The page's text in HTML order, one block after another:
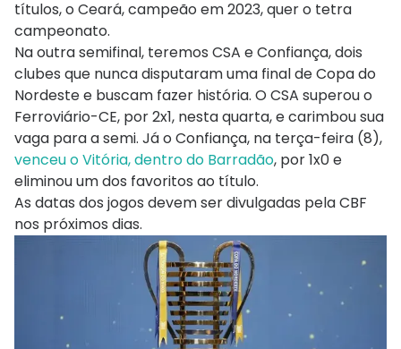
títulos, o Ceará, campeão em 2023, quer o tetra
campeonato.
Na outra semifinal, teremos CSA e Confiança, dois
clubes que nunca disputaram uma final de Copa do
Nordeste e buscam fazer história. O CSA superou o
Ferroviário-CE, por 2x1, nesta quarta, e carimbou sua
vaga para a semi. Já o Confiança, na terça-feira (8),
venceu o Vitória, dentro do Barradão, por 1x0 e
eliminou um dos favoritos ao título.
As datas dos jogos devem ser divulgadas pela CBF
nos próximos dias.